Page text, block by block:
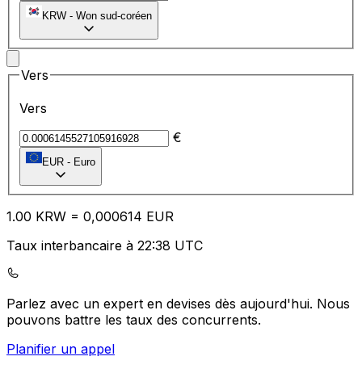
KRW - Won sud-coréen
Vers
Vers
€
EUR - Euro
1.00 KRW = 0,000614 EUR
Taux interbancaire à 22:38 UTC
Parlez avec un expert en devises dès aujourd'hui. Nous
pouvons battre les taux des concurrents.
Planifier un appel